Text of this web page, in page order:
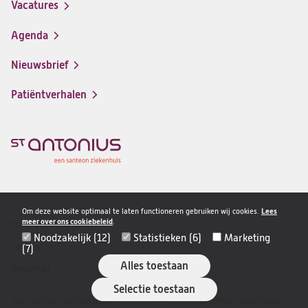
Om deze website optimaal te laten functioneren gebruiken wij cookies. Lees
meer over ons cookiebeleid.
Noodzakelijk (12) Statistieken (6)
Marketing
(7)
Alles toestaan
Selectie toestaan
nieuwe
Vacatures
(opent
in
nieuwe
Agenda
Nieuwsbrief
Patiëntverhalen
Disclaimer
navigatie
Privacy & veiligheid
Cookies
Alle rechten voorbehouden © 2026 St. Antonius Ziekenhuis, Nederland